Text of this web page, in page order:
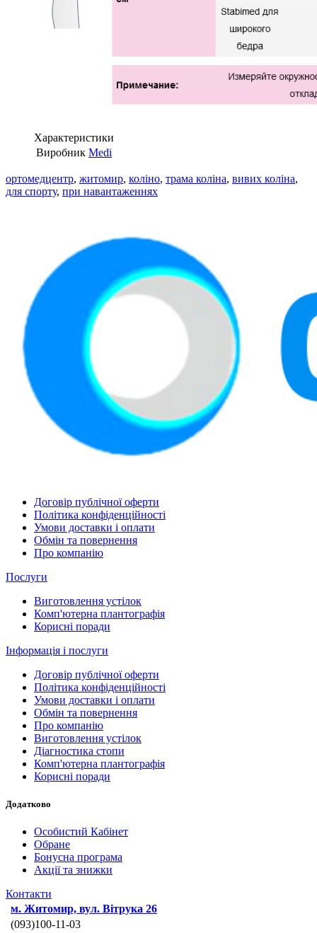
Характеристики
Виробник Medi
ортомедцентр, житомир, коліно, трама коліна, вивих коліна,
для спорту, при навантаженнях
Договір публічної оферти
Політика конфіденційності
Умови доставки і оплати
Обмін та повернення
Про компанію
Послуги
Виготовлення устілок
Комп'ютерна плантографія
Корисні поради
Інформація і послуги
Договір публічної оферти
Політика конфіденційності
Умови доставки і оплати
Обмін та повернення
Про компанію
Виготовлення устілок
Діагностика стопи
Комп'ютерна плантографія
Корисні поради
Додатково
Особистий Кабінет
Обране
Бонусна програма
Акції та знижки
Контакти
м. Житомир, вул. Вітрука 26
(093)100-11-03